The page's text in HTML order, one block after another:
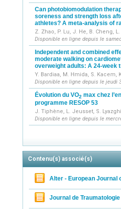
Can photobiomodulation
soreness and strength loss
athletes? A meta-analysis of
Z. Zhao, P. Lu, J. He, B. Cheng, L.
Disponible en ligne depuis le
Independent and combined
moderate walking on
overweight adults: A 24-week
Y. Bardiaa, M. Hmida, S. Kacem,
Disponible en ligne depuis le jeudi
Évolution du VO2 max chez
programme RESOP 53
J. Tiphène, L. Jeusset, S.
Disponible en ligne depuis le
Contenu(s) associé(s)
Alter - European Journal
Journal de